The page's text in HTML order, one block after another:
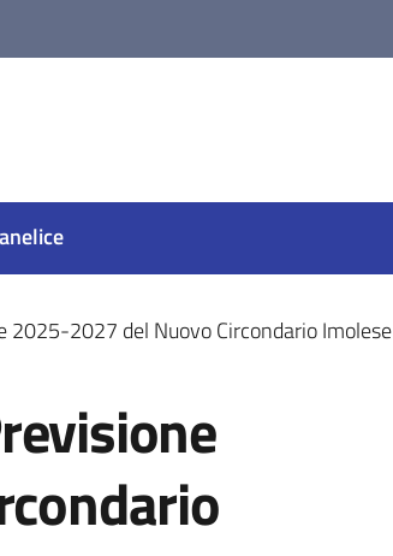
2025-2027 del Nuovo Circondario Imolese